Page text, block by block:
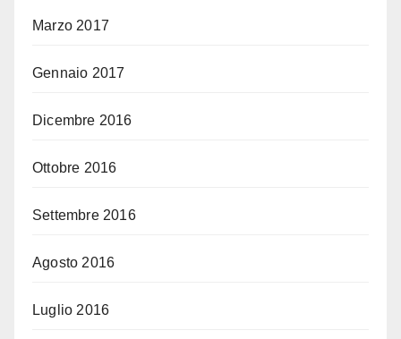
Marzo 2017
Gennaio 2017
Dicembre 2016
Ottobre 2016
Settembre 2016
Agosto 2016
Luglio 2016